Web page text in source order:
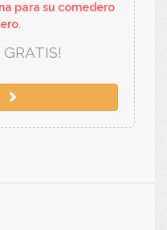
para su comedero
.